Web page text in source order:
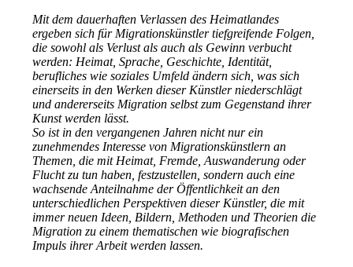
Mit dem dauerhaften Verlassen des Heimatlandes
ergeben sich für Migrationskünstler tiefgreifende Folgen,
die sowohl als Verlust als auch als Gewinn verbucht
werden: Heimat, Sprache, Geschichte, Identität,
berufliches wie soziales Umfeld ändern sich, was sich
einerseits in den Werken dieser Künstler niederschlägt
und andererseits Migration selbst zum Gegenstand ihrer
Kunst werden lässt.
So ist in den vergangenen Jahren nicht nur ein
zunehmendes Interesse von Migrationskünstlern an
Themen, die mit Heimat, Fremde, Auswanderung oder
Flucht zu tun haben, festzustellen, sondern auch eine
wachsende Anteilnahme der Öffentlichkeit an den
unterschiedlichen Perspektiven dieser Künstler, die mit
immer neuen Ideen, Bildern, Methoden und Theorien die
Migration zu einem thematischen wie biografischen
Impuls ihrer Arbeit werden lassen.